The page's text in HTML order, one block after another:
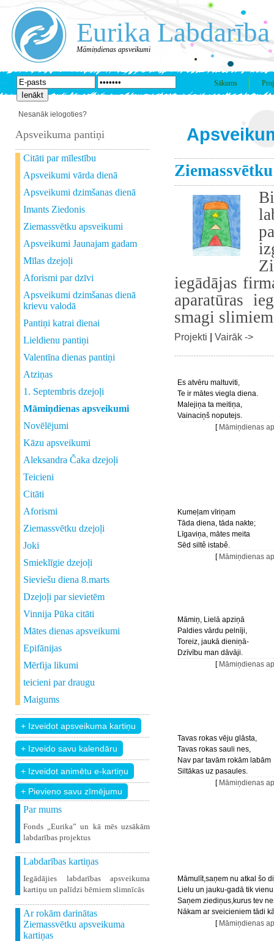
Eurika Labdarība
Māmiņdienas apsveikumi
Sākums
Nesanāk ielogoties?
Apsveikuma pantiņi
Citāti par mīlestību
Apsveikumi vārda dienā
Apsveikumi dzimšanas dienā
Imants Ziedonis
Ziemassvētku apsveikumi
Apsveikumi Jaunajam gadam
Mīlas dzejoļi
Aforismi par dzīvi
Apsveikumi dzimšanas dienā
krievu valodā
Pantiņi katrai dienai
Lieldienu pantiņi
Valentīna dienas pantiņi
Atziņas
1. Septembris dzejoļi
Māmiņdienas apsveikumi
Novēlējumi
Kāzu apsveikumi
Aleksandra Čaka dzejoļi
Teicieni
Citāti
Aforismi
Ziemassvētku dzejoļi
Joki
Smieklīgie dzejoļi
Sieviešu diena 8.marts
Dzejoļi par sievietēm
Vinnija Pūka citāti
Mātes dienas apsveikumi
Epifānijas
Mērfija likumi
teicieni par draugu
Maigums
+ Pievieno savu zīmējumu
Par mums
Fonds „Eurika” un kā mēs uzsākām
labdarības projektus
Labdarības kartiņas
Iegādājies labdarības apsveikuma
kartiņu un palīdzi bērniem slimnīcās
Ar rokām darinātas
Ziemassvētku apsveikuma
kartiņas
iegādājas
aparatūras
smagi
Projekti Vairāk ->
Es atvēru maltuviti,
Te ir mātes viegla diena.
Malejiņa ta meitiņa,
Vainaciņš noputejs.
[ Māmiņdienas
Kumeļam vīriņam
Tāda diena, tāda nakte;
Līgaviņa, mātes meita
Sēd siltê istabê.
[ Māmiņdienas
Māmiņ, Lielā apziņā
Paldies vārdu pelnīji,
Toreiz, jaukā dieniņā-
Dzīvību man dāvāji.
[ Māmiņdienas
Tavas rokas vēju glāsta,
Tavas rokas sauli nes,
Nav par tavām rokām labām
Siltākas uz pasaules.
[ Māmiņdienas
Māmulīt,saņem nu atkal šo
Lielu un jauku-gadā tik
Saņem ziediņus,kurus tev
Nākam ar sveicieniem tādi
[ Māmiņdienas